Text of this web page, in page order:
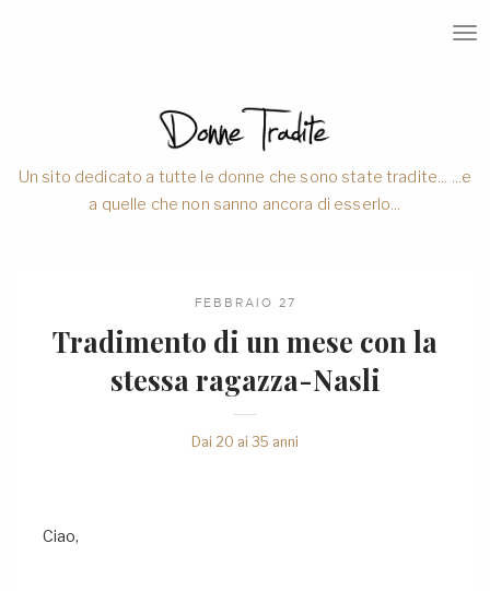
T
V
Un sito dedicato a tutte le donne che sono state tradite... ...e
a quelle che non sanno ancora di esserlo...
FEBBRAIO 27
Tradimento di un mese con la
stessa ragazza-Nasli
Dai 20 ai 35 anni
Ciao,